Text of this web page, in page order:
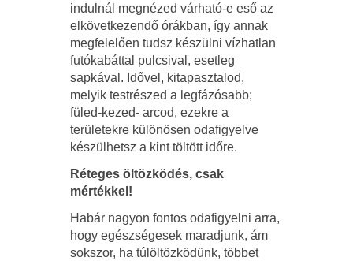
indulnál megnézed várható-e eső az
elkövetkezendő órákban, így annak
megfelelően tudsz készülni vízhatlan
futókabáttal pulcsival, esetleg
sapkával. Idővel, kitapasztalod,
melyik testrészed a legfázósabb;
füled-kezed- arcod, ezekre a
területekre különösen odafigyelve
készülhetsz a kint töltött időre.
Réteges öltözködés, csak
mértékkel!
Habár nagyon fontos odafigyelni arra,
hogy egészségesek maradjunk, ám
sokszor, ha túlöltözködünk, többet